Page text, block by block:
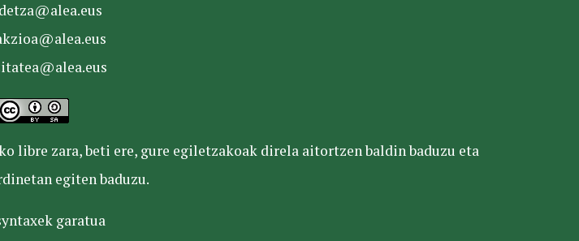
libre zara, beti ere, gure egiletzakoak direla aitortzen baldin baduzu eta
egiten baduzu.
garatua